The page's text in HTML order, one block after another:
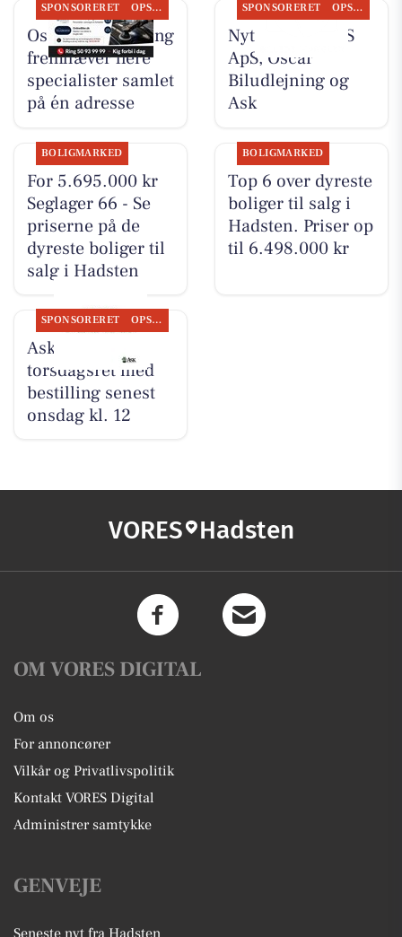
SPONSORERET OPSLAGSTAVLEN
Oscar Biludlejning
fremhæver flere
specialister samlet
på én adresse
SPONSORERET OPSLAGSTAVLEN
Nyt fra TT CARS
ApS, Oscar
Biludlejning og
Ask
BOLIGMARKED
For 5.695.000 kr
Seglager 66 - Se
priserne på de
dyreste boliger til
salg i Hadsten
BOLIGMARKED
Top 6 over dyreste
boliger til salg i
Hadsten. Priser op
til 6.498.000 kr
SPONSORERET OPSLAGSTAVLEN
Ask tilbyder
torsdagsret med
bestilling senest
onsdag kl. 12
VORES Hadsten
OM VORES DIGITAL
Om os
For annoncører
Vilkår og Privatlivspolitik
Kontakt VORES Digital
Administrer samtykke
GENVEJE